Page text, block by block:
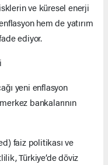
ve küresel enerji
hem de yatırım
ediyor.
yeni enflasyon
bankalarının
faiz politikası ve
Türkiye’de döviz